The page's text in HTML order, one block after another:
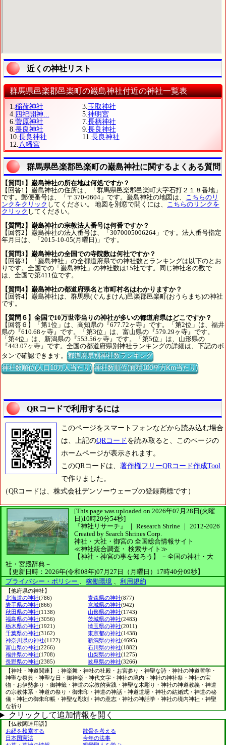
近くの神社リスト
群馬県邑楽郡邑楽町の巌島神社付近の神社一覧表
1.稲荷神社 3.玉取神社
4. 四祀開神... 5.神明宮
6.菅原神社 7.長柄神社
8.長良神社 9.長良神社
10.長良神社 11.長良神社
12.八幡宮
群馬県邑楽郡邑楽町の巌島神社に関するよくある質問
【質問1】巌島神社の所在地は何処ですか？
【回答1】巌島神社の住所は、「群馬県邑楽郡邑楽町大字石打２１８番地」
です。郵便番号は、「〒370-0604」です。巌島神社の地図は、 こちらのリ
ンクをクリック してください。 地図を別窓で開くには、 こちらのリンクを
クリック してください。
【質問2】巌島神社の宗教法人番号は何番ですか？
【回答2】巌島神社の法人番号は、「3070005006264」です。法人番号指定
年月日は、「2015-10-05(月曜日)」です。
【質問3】巌島神社の全国での寺院数は何社ですか？
【回答3】「巌島神社」の全都道府県での神社数とランキングは以下のとお
りです。全国での「巌島神社」の神社数は15社です。同じ神社名の数で
は、全国で第411位です。
【質問4】巌島神社の都道府県名と市町村名はわかりますか？
【回答4】巌島神社は、群馬県(ぐんまけん)邑楽郡邑楽町(おうらまち)の神社
です。
【質問６】全国で10万世帯当りの神社が多いの都道府県はどこですか？
【回答６】「第1位」は、高知県の『677.72ヶ寺』です。「第2位」は、福井
県の『610.68ヶ寺』です。「第3位」は、富山県の『579.29ヶ寺』です。
「第4位」は、新潟県の『553.56ヶ寺』です。「第5位」は、山形県の
『443.07ヶ寺』です。全国の都道府県別神社ランキングの詳細は、下記のボ
タンで確認できます。都道府県別神社数ランキング
神社数順位(人口10万人当たり) 神社数順位(面積100平方Km当たり)
QRコードで利用するには
このページをスマートフォンなどから読み込む場合
は、上記のQRコード を読み取ると、このページの
ホームページが表示されます。
このQRコードは、 著作権フリーQRコード作成Tool
で作りました。
（QRコードは、株式会社デンソーウェーブの登録商標です）
[This page was uploaded on 2026年07月28日(火曜
日)10時20分54秒]
『神社リサーチ』 ｜ Research Shrine ｜ 2012-2026
Created by Search Shrines Corp.
神社・大社・御宮の 全国総合情報サイト
≪神社統合調査・ 検索サイト≫
【神社・神宮の事を知ろう】
－全国の神社・大
社・宮殿辞典－
【更新日時：2026年(令和08年)07月27日（月曜日）17時40分09秒】
プライバシー・ポリシー 、 稼働環境 、 利用規約
【他府県の神社】
北海道の神社(786) 青森県の神社(877)
岩手県の神社(866) 宮城県の神社(942)
秋田県の神社(1138) 山形県の神社(1743)
福島県の神社(3056) 茨城県の神社(2483)
栃木県の神社(1921) 埼玉県の神社(2011)
千葉県の神社(3162) 東京都の神社(1438)
神奈川県の神社(1122) 新潟県の神社(4695)
富山県の神社(2266) 石川県の神社(1882)
福井県の神社(1708) 山梨県の神社(1275)
長野県の神社(2385) 岐阜県の神社(3266)
【神社・神道関連】：神楽舞・神社の社殿・お宮参り・神聖な詩・神社の神道哲学・
神聖な祭典・神聖な日・御神楽・神代文字・神社の境内・神社の神社祭・神社の宝
物・お伊勢参り・御神籤・神道の宗教的実践・神聖な木彫り・神社の神道教義・神道
の宗教体系・神道の祭り・御朱印・神道の神話・神道道場・神社の結婚式・神道の秘
儀・神社の御朱印帳・神聖な彫刻・神の意志・神社の神話学・神社の境内神社・神聖
な祈り
クリックして追加情報を開く
【仏教関連用語】
お経を検索する
散骨を考える
日本国憲法
今年の法事